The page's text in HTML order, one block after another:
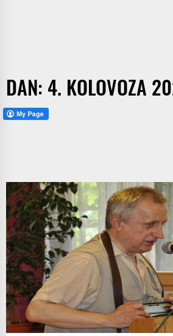
DAN: 4. KOLOVOZA